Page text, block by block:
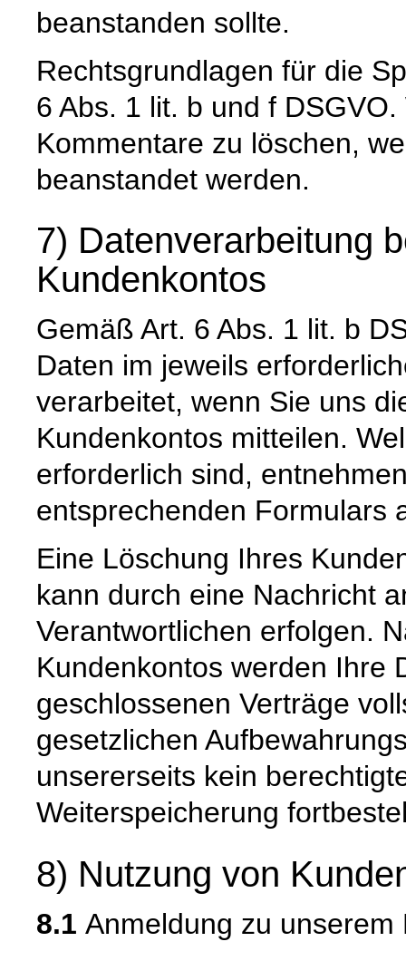
beanstanden sollte.
Rechtsgrundlagen für die
6 Abs. 1 lit. b und f
Kommentare zu löschen,
beanstandet werden.
7) Datenverarbeitung
Kundenkontos
Gemäß Art. 6 Abs. 1 lit. b
Daten im jeweils
verarbeitet, wenn Sie uns
Kundenkontos mitteilen.
erforderlich sind,
entsprechenden Formulars
Eine Löschung Ihres
kann durch eine Nachricht
Verantwortlichen erfolgen.
Kundenkontos werden Ihre
geschlossenen Verträge
gesetzlichen
unsererseits kein
Weiterspeicherung
8) Nutzung von
8.1 Anmeldung zu unserem